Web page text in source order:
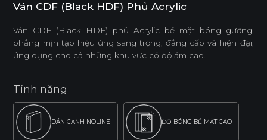
Ván CDF (Black HDF) Phủ Acrylic
Ván CDF (Black HDF) phủ Acrylic bề mặt bóng gương,
phẳng mịn tạo hiệu ứng sang trọng, đẳng cấp và hiện đại,
ứng dụng cho cả những khu vực có độ ẩm cao.
Tính năng
DÁN CẠNH NOLINE ĐỘ BÓNG BỀ MẶT CAO